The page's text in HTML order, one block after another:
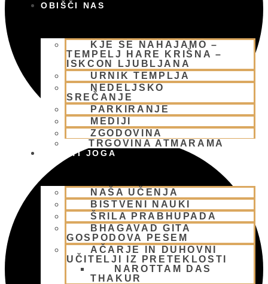
OBIŠČI NAS
KJE SE NAHAJAMO –
TEMPELJ HARE KRIŠNA –
ISKCON LJUBLJANA
URNIK TEMPLJA
NEDELJSKO
SREČANJE
PARKIRANJE
MEDIJI
ZGODOVINA
TRGOVINA ATMARAMA
BHAKTI JOGA
NAŠA UČENJA
BISTVENI NAUKI
ŠRILA PRABHUPADA
BHAGAVAD GITA
GOSPODOVA PESEM
AČARJE IN DUHOVNI
UČITELJI IZ PRETEKLOSTI
NAROTTAM DAS
THAKUR